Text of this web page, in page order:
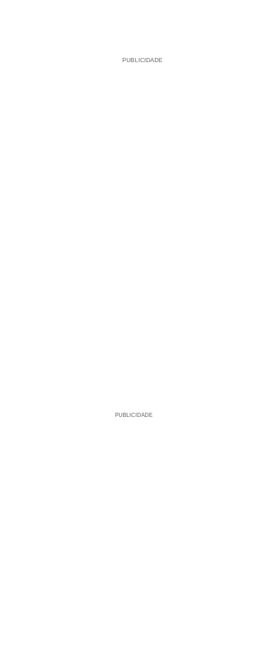
PUBLICIDADE
PUBLICIDADE